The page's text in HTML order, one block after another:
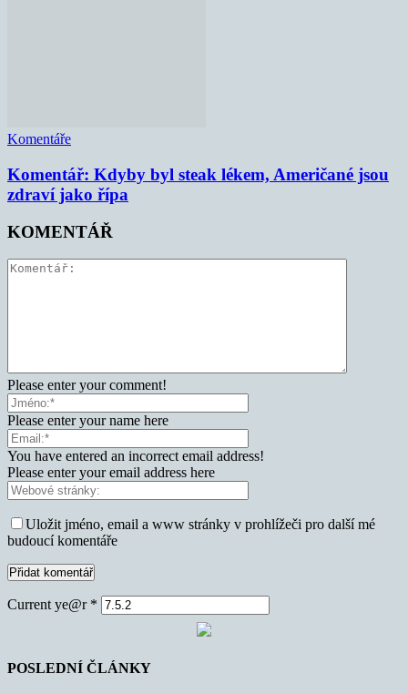
Komentáře
Komentář: Kdyby byl steak lékem, Američané jsou
zdraví jako řípa
KOMENTÁŘ
Please enter your comment!
Please enter your name here
You have entered an incorrect email address!
Please enter your email address here
Uložit jméno, email a www stránky v prohlížeči pro další mé
budoucí komentáře
Current ye@r *
POSLEDNÍ ČLÁNKY